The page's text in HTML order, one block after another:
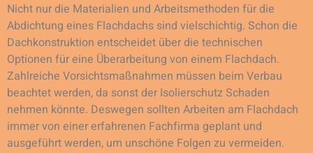
Nicht nur die Materialien und Arbeitsmethoden für die
Abdichtung eines Flachdachs sind vielschichtig. Schon die
Dachkonstruktion entscheidet über die technischen
Optionen für eine Überarbeitung von einem Flachdach.
Zahlreiche Vorsichtsmaßnahmen müssen beim Verbau
beachtet werden, da sonst der Isolierschutz Schaden
nehmen könnte. Deswegen sollten Arbeiten am Flachdach
immer von einer erfahrenen Fachfirma geplant und
ausgeführt werden, um unschöne Folgen zu vermeiden.